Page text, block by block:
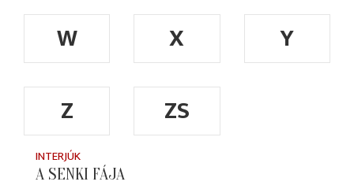
W
X
Y
Z
ZS
INTERJÚK
A SENKI FÁJA